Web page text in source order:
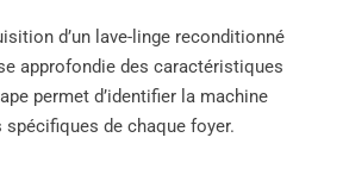
d’un lave-linge reconditionné
approfondie des caractéristiques
permet d’identifier la machine
spécifiques de chaque foyer.